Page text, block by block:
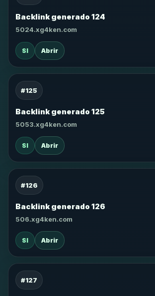
Backlink generado 124
5024.xg4ken.com
SI Abrir
#125
Backlink generado 125
5053.xg4ken.com
SI Abrir
#126
Backlink generado 126
506.xg4ken.com
SI Abrir
#127